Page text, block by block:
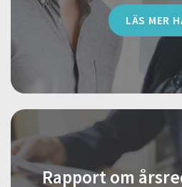
LÄS MER
Rapport om